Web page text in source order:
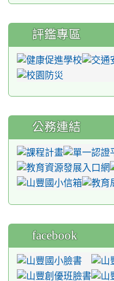
評鑑專區
公務連結
facebook